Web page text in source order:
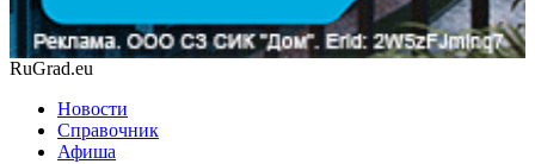
RuGrad.eu
Новости
Справочник
Афиша